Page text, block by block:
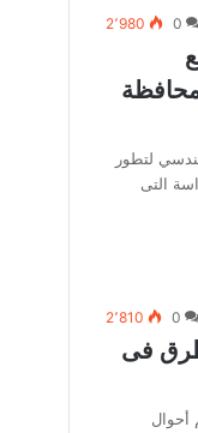
0 2٬980
لتطور
التى
0 2٬810
فى
أحوال